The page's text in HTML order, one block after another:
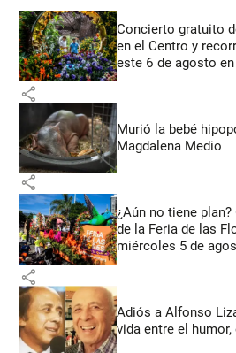
Concierto gratuito
en el Centro y
este 6 de agosto
share
Murió la bebé
Magdalena Medio
share
¿Aún no tiene
de la Feria de las
miércoles 5 de
share
Adiós a Alfonso
vida entre el